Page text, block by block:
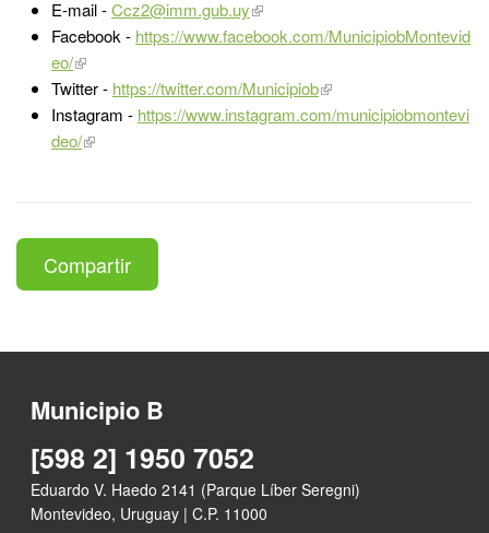
E-mail -Ccz2@imm.gub.uy
Facebook - https://www.facebook.com/MunicipiobMontevid
eo/
Twitter - https://twitter.com/Municipiob
Instagram - https://www.instagram.com/municipiobmontevi
deo/
Compartir
Municipio B
[598 2] 1950 7052
Eduardo V. Haedo 2141 (Parque Líber Seregni)
Montevideo, Uruguay | C.P. 11000